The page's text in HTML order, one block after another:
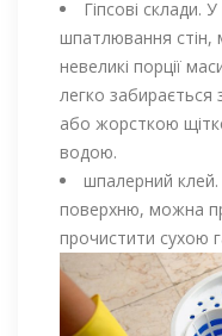
Гіпсові склади.
шпатлювання стін,
невеликі порції
легко забирається
або жорсткою
водою.
шпалерний
поверхню, можна
прочистити сухою